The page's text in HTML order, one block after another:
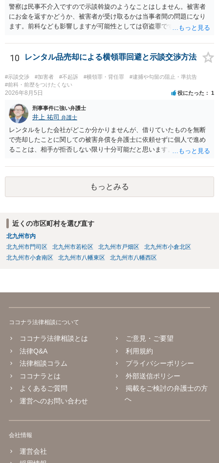
行為から明らかです。したがいまして，注意を受けることさえありま
せん。まして，刑罰として罰せられることもありません。 【質問３】
以上のように犯罪の嫌疑が否定されますから，逮捕勾留される可能性
が成立することが前提ですので，不起訴とする理由としても前提を欠
いています。不起訴にするにしても，不起訴の可能性はありません。
あえて不起訴の理由を挙げるなら，「嫌疑不十分」か「嫌疑なし」で
す。
警察は民事不介入ですので示談斡旋のようなことはしません。被害者
にお金を返すかどうか、被害者が受け取るかは当事者間の問題になり
ます。前科なども影響しますが可能性としては窃盗罪ですので、逮捕
10 レンタル品売却による横領罪回避と示談交渉方法
#示談交渉 #加害者 #不起訴 #横領罪・背任罪
#逮捕や勾留の阻止・準抗告
#前科・前歴をつけたくない
2026年8月5日 役にたった 1
刑事事件に強い弁護士
井上 祐司 弁護士
レンタルをした会社がどこか分かりませんが、借りていたものを無断
で売却したことに関しての被害弁償を弁護士に依頼せずに個人で進め
ることは、相手が拒否しない限り十分可能だと思います。 見積を出し
か）、弁護士に法律相談において助言をもらえば足りるでしょう。
もっとみる
近くの市区町村を選び直す
北九州市内
北九州市門司区
北九州市若松区 北九州市戸畑区
北九州市小倉北区
北九州市小倉南区
北九州市八幡東区 北九州市八幡西区
ココナラ法律相談について
ココナラ法律相談とは
法律Q&A
法律相談コラム
ココナラとは
よくあるご質問
運営へのお問い合わせ
ご意見・ご要望
利用規約
プライバシーポリシー
外部送信ポリシー
掲載をご検討の弁護士の方
へ
会社情報
運営会社